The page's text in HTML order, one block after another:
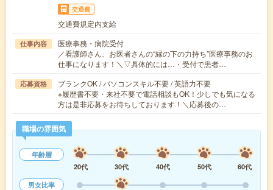
交通費
交通費規定内支給
仕事内容
医療事務・病院受付
／看護師さん、お医者さんの“縁の下の力持ち”医療事務のお
仕事になります！＼▽具体的には…・受付で患者…
応募資格
ブランクOK / パソコンスキル不要 / 英語力不要
※履歴書不要・来社不要で電話相談もOK！少しでも気になる
方は是非応募をお待ちしております！＼応募後の…
職場の雰囲気
年齢層
20代
30代 40代 50代
60代
男女比率